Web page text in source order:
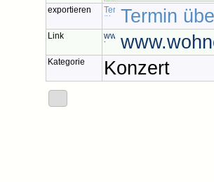
exportieren
Termin
Link
Kategorie Konzert